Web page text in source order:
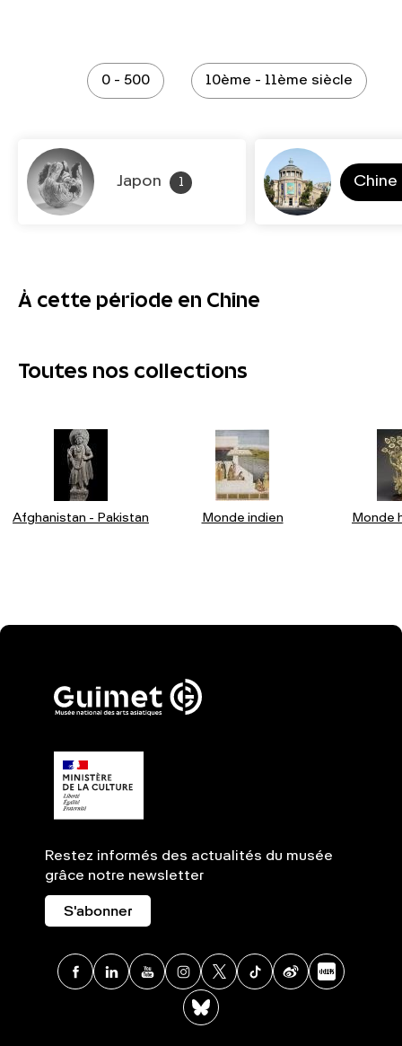
0 - 500 10ème - 11ème siècle
Japon Chine
À cette période en Chine
Toutes nos collections
Afghanistan - Pakistan Monde indien Monde
Restez informés des actualités du musée
grâce notre newsletter
S'abonner
Facebook
LinkedinYoutubeInstagram
X TikTokWeibo